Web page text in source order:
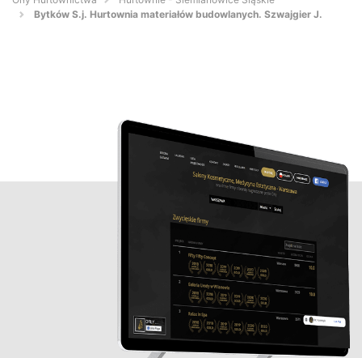
Bytków S.j. Hurtownia materiałów budowlanych. Szwajgier J.